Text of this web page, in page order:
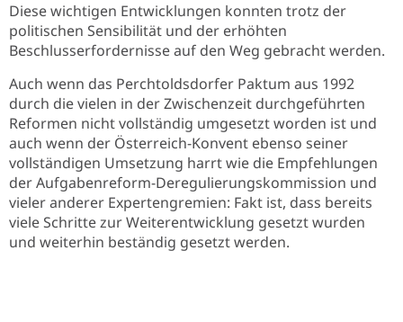
Diese wichtigen Entwicklungen konnten trotz der
politischen Sensibilität und der erhöhten
Beschlusserfordernisse auf den Weg gebracht werden.
Auch wenn das Perchtoldsdorfer Paktum aus 1992
durch die vielen in der Zwischenzeit durchgeführten
Reformen nicht vollständig umgesetzt worden ist und
auch wenn der Österreich-Konvent ebenso seiner
vollständigen Umsetzung harrt wie die Empfehlungen
der Aufgabenreform-Deregulierungskommission und
vieler anderer Expertengremien: Fakt ist, dass bereits
viele Schritte zur Weiterentwicklung gesetzt wurden
und weiterhin beständig gesetzt werden.